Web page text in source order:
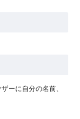
ーに自分の名前、